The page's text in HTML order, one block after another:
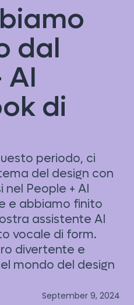
dal
AI
di
periodo, ci
del design con
nel People + AI
e abbiamo finito
assistente AI
vocale di form.
divertente e
mondo del design
September 9, 2024